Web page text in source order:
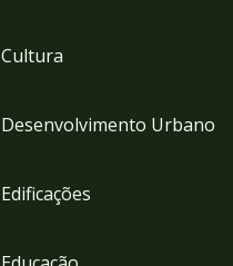
Cultura
Desenvolvimento Urbano
Edificações